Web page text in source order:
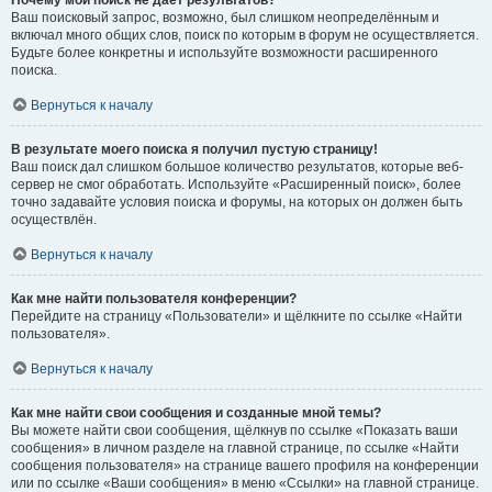
Ваш поисковый запрос, возможно, был слишком неопределённым и
включал много общих слов, поиск по которым в форум не осуществляется.
Будьте более конкретны и используйте возможности расширенного
поиска.
Вернуться к началу
В результате моего поиска я получил пустую страницу!
Ваш поиск дал слишком большое количество результатов, которые веб-
сервер не смог обработать. Используйте «Расширенный поиск», более
точно задавайте условия поиска и форумы, на которых он должен быть
осуществлён.
Вернуться к началу
Как мне найти пользователя конференции?
Перейдите на страницу «Пользователи» и щёлкните по ссылке «Найти
пользователя».
Вернуться к началу
Как мне найти свои сообщения и созданные мной темы?
Вы можете найти свои сообщения, щёлкнув по ссылке «Показать ваши
сообщения» в личном разделе на главной странице, по ссылке «Найти
сообщения пользователя» на странице вашего профиля на конференции
или по ссылке «Ваши сообщения» в меню «Ссылки» на главной странице.